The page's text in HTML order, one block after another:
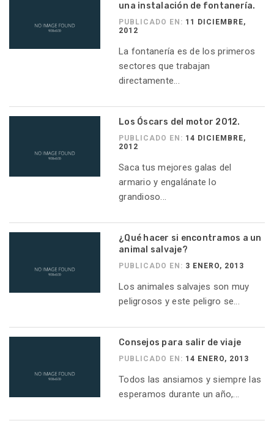
una instalación de fontanería.
PUBLICADO EN: 11 DICIEMBRE,
2012
La fontanería es de los primeros
sectores que trabajan
directamente...
Los Óscars del motor 2012.
PUBLICADO EN: 14 DICIEMBRE,
2012
Saca tus mejores galas del
armario y engalánate lo
grandioso...
¿Qué hacer si encontramos a un
animal salvaje?
PUBLICADO EN: 3 ENERO, 2013
Los animales salvajes son muy
peligrosos y este peligro se...
Consejos para salir de viaje
PUBLICADO EN: 14 ENERO, 2013
Todos las ansiamos y siempre las
esperamos durante un año,...